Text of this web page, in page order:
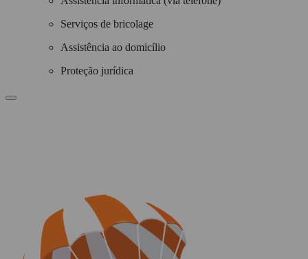
Serviços de bricolage
Assistência ao domicílio
Proteção jurídica